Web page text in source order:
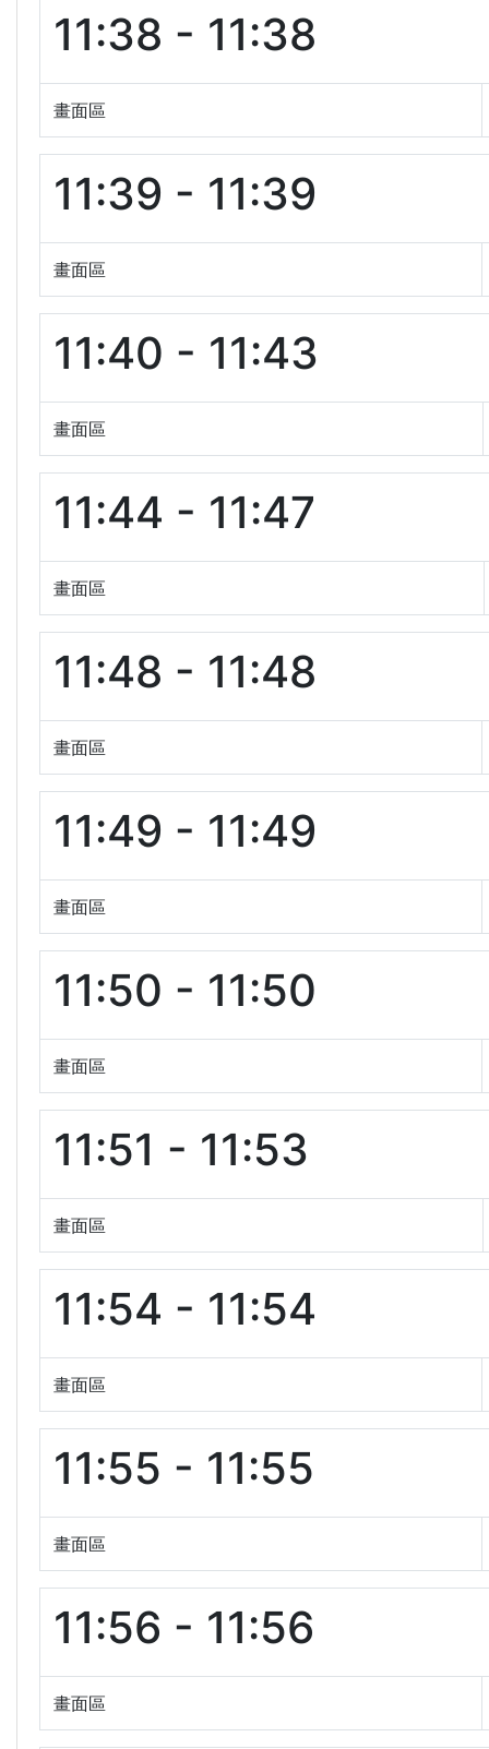
11:38 - 11:38
畫面區
11:39 - 11:39
畫面區
11:40 - 11:43
畫面區
11:44 - 11:47
畫面區
11:48 - 11:48
畫面區
11:49 - 11:49
畫面區
11:50 - 11:50
畫面區
11:51 - 11:53
畫面區
11:54 - 11:54
畫面區
11:55 - 11:55
畫面區
11:56 - 11:56
畫面區